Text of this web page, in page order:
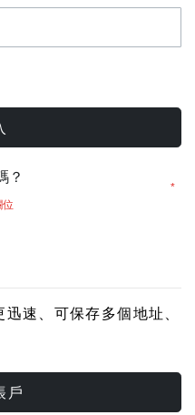
？
速、可保存多個地址、
戶